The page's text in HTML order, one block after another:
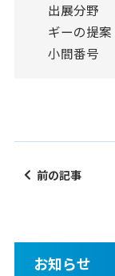
出展分野
ギーの提案
小間番号
前の記事
お知らせ